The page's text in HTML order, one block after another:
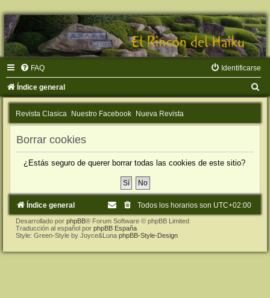
FAQ Identificarse
Índice general
u
Revista Clasica Nuestro Facebook Nueva Revista
Borrar cookies
¿Estás seguro de querer borrar todas las cookies de este sitio?
Índice general Todos los horarios son UTC+02:00
Desarrollado por phpBB® Forum Software © phpBB Limited
Traducción al español por phpBB España
Style: Green-Style by Joyce&Luna phpBB-Style-Design